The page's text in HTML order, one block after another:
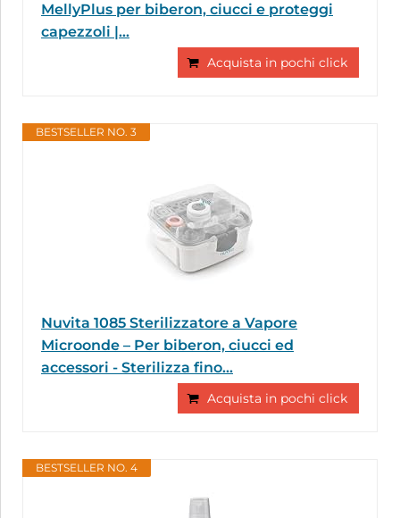
MellyPlus per biberon, ciucci e proteggi
capezzoli |...
Acquista in pochi click
BESTSELLER NO. 3
Nuvita 1085 Sterilizzatore a Vapore
Microonde – Per biberon, ciucci ed
accessori - Sterilizza fino...
Acquista in pochi click
BESTSELLER NO. 4